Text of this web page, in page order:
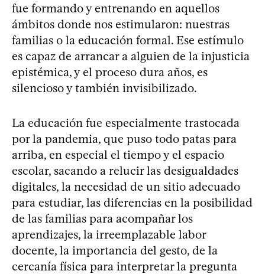
fue formando y entrenando en aquellos
ámbitos donde nos estimularon: nuestras
familias o la educación formal. Ese estímulo
es capaz de arrancar a alguien de la injusticia
epistémica, y el proceso dura años, es
silencioso y también invisibilizado.
La educación fue especialmente trastocada
por la pandemia, que puso todo patas para
arriba, en especial el tiempo y el espacio
escolar, sacando a relucir las desigualdades
digitales, la necesidad de un sitio adecuado
para estudiar, las diferencias en la posibilidad
de las familias para acompañar los
aprendizajes, la irreemplazable labor
docente, la importancia del gesto, de la
cercanía física para interpretar la pregunta